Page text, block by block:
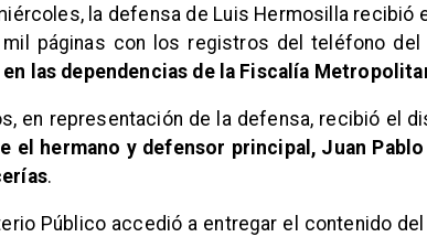
la defensa de Luis Hermosilla recibió
páginas con los registros del teléfono del
las dependencias de la Fiscalía
en representación de la defensa, recibió el
el hermano y defensor principal, Juan
.
Público accedió a entregar el contenido